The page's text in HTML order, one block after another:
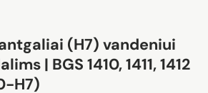
(H7) vandeniui
| BGS 1410, 1411, 1412
H7)